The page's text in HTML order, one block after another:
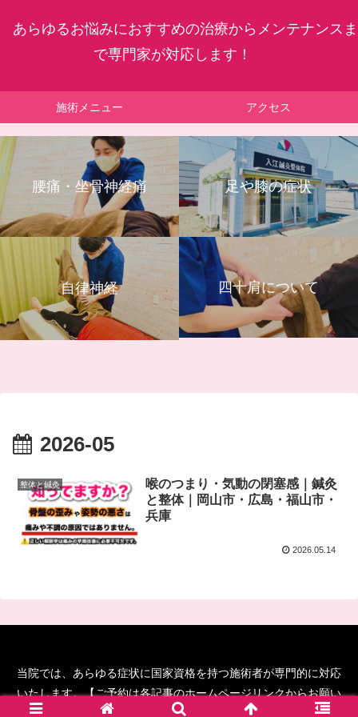
あらゆるお悩みにおすすめの治療からメンテナンスま
で専門家が対応します！
施術メニュー アクセス
腰痛・坐骨神経痛 足や膝の症状
自律神経 四十肩について
2026-05
整体と鍼灸
喉のつまり・気動の閉塞感｜鍼灸
と整体｜岡山市・広島・福山市・
兵庫
2026.05.14
当院では、あらゆる症状に国家資格を持つ施術者が専門的に対応
いたします。【ご予約は各記事のホームページリンクからお願い
します！】